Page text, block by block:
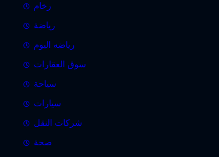
رخام
رياضة
رياضه اليوم
سوق العقارات
سياحة
سيارات
شركات النقل
صحة